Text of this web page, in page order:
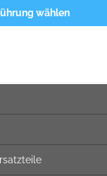
wählen